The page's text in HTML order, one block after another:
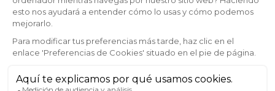
clásico. Utilizando los filtros de este sitio, encontré este
modelo RA70. Perfecto para mis necesidades, y con
calidad de sonido de discoteca para arrancar.
22/3/22 14:24 Frédéric